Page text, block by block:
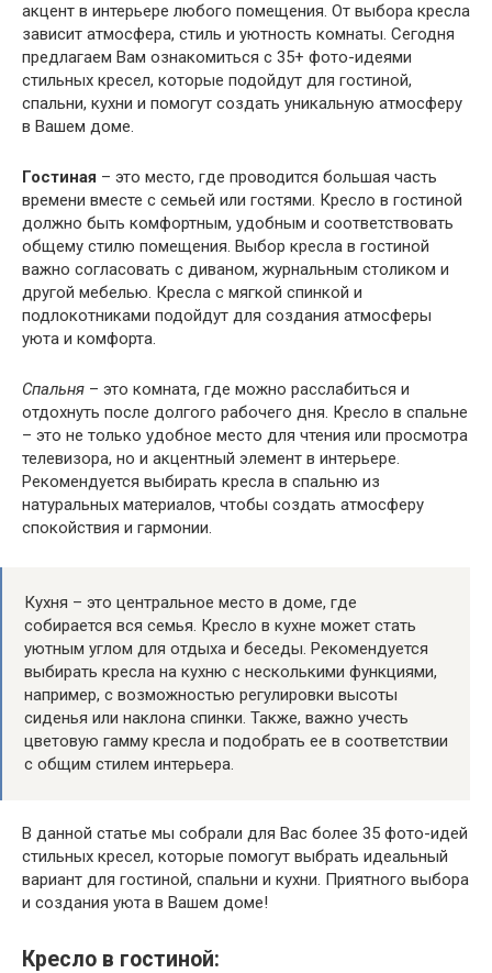
акцент в интерьере любого помещения. От выбора кресла
зависит атмосфера, стиль и уютность комнаты. Сегодня
предлагаем Вам ознакомиться с 35+ фото-идеями
стильных кресел, которые подойдут для гостиной,
спальни, кухни и помогут создать уникальную атмосферу
в Вашем доме.
Гостиная – это место, где проводится большая часть
времени вместе с семьей или гостями. Кресло в гостиной
должно быть комфортным, удобным и соответствовать
общему стилю помещения. Выбор кресла в гостиной
важно согласовать с диваном, журнальным столиком и
другой мебелью. Кресла с мягкой спинкой и
подлокотниками подойдут для создания атмосферы
уюта и комфорта.
Спальня – это комната, где можно расслабиться и
отдохнуть после долгого рабочего дня. Кресло в спальне
– это не только удобное место для чтения или просмотра
телевизора, но и акцентный элемент в интерьере.
Рекомендуется выбирать кресла в спальню из
натуральных материалов, чтобы создать атмосферу
спокойствия и гармонии.
Кухня – это центральное место в доме, где
собирается вся семья. Кресло в кухне может стать
уютным углом для отдыха и беседы. Рекомендуется
выбирать кресла на кухню с несколькими функциями,
например, с возможностью регулировки высоты
сиденья или наклона спинки. Также, важно учесть
цветовую гамму кресла и подобрать ее в соответствии
с общим стилем интерьера.
В данной статье мы собрали для Вас более 35 фото-идей
стильных кресел, которые помогут выбрать идеальный
вариант для гостиной, спальни и кухни. Приятного выбора
и создания уюта в Вашем доме!
Кресло в гостиной: